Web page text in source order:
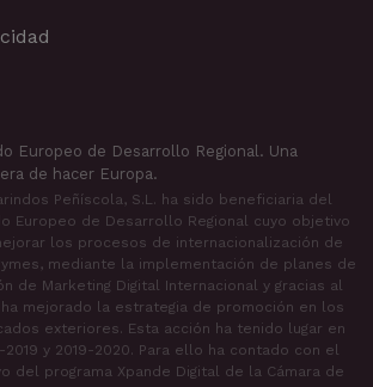
Europeo de Desarrollo Regional. Una
de hacer Europa.
Peñíscola, S.L. ha sido beneficiaria del
Europeo de Desarrollo Regional cuyo objetivo
los procesos de internacionalización de
mediante la implementación de planes de
de Marketing Digital Internacional y gracias al
mejorado la estrategia de promoción en los
exteriores. Esta acción ha tenido lugar en
2019 y 2019-2020. Para ello ha contado con el
del programa Xpande Digital de la Cámara de